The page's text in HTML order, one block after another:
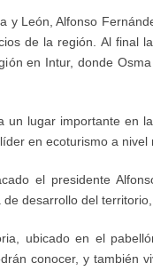
y León, Alfonso Ferná
de la región. Al final
ón en Intur, donde
un lugar importante en
íder en ecoturismo a nivel
el presidente
desarrollo del
ubicado en el pabelló
án conocer, y también